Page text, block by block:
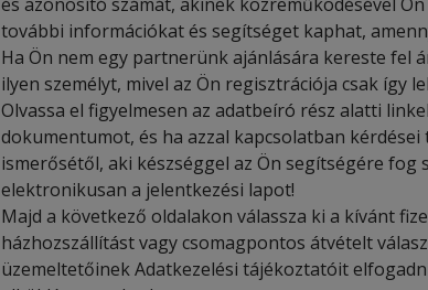
további információkat és segítséget kaphat,
Ha Ön nem egy partnerünk ajánlására kereste fel
ilyen személyt, mivel az Ön regisztrációja csak így
Olvassa el figyelmesen az adatbeíró rész alatti
dokumentumot, és ha azzal kapcsolatban
ismerősétől, aki készséggel az Ön segítségére
elektronikusan a jelentkezési lapot!
Majd a következő oldalakon válassza ki a kívánt
házhozszállítást vagy csomagpontos átvételt
üzemeltetőinek Adatkezelési tájékoztatóit